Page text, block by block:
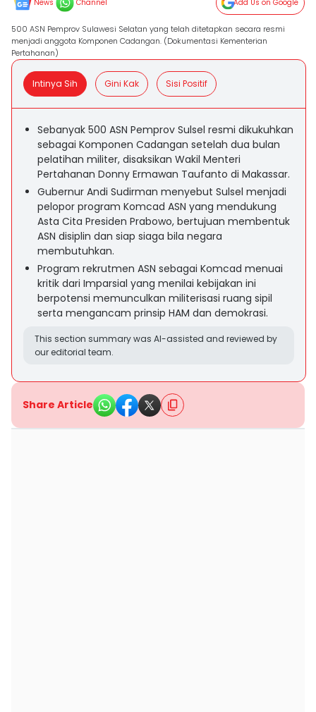
News Channel Add Us on Google
500 ASN Pemprov Sulawesi Selatan yang telah ditetapkan secara resmi
menjadi anggota Komponen Cadangan. (Dokumentasi Kementerian
Pertahanan)
Intinya Sih Gini Kak Sisi Positif
Sebanyak 500 ASN Pemprov Sulsel resmi dikukuhkan
sebagai Komponen Cadangan setelah dua bulan
pelatihan militer, disaksikan Wakil Menteri
Pertahanan Donny Ermawan Taufanto di Makassar.
Gubernur Andi Sudirman menyebut Sulsel menjadi
pelopor program Komcad ASN yang mendukung
Asta Cita Presiden Prabowo, bertujuan membentuk
ASN disiplin dan siap siaga bila negara
membutuhkan.
Program rekrutmen ASN sebagai Komcad menuai
kritik dari Imparsial yang menilai kebijakan ini
berpotensi memunculkan militerisasi ruang sipil
serta mengancam prinsip HAM dan demokrasi.
This section summary was AI-assisted and reviewed by
our editorial team.
Share Article